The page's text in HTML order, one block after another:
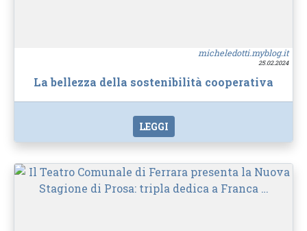
micheledotti.myblog.it
25.02.2024
La bellezza della sostenibilità cooperativa
LEGGI